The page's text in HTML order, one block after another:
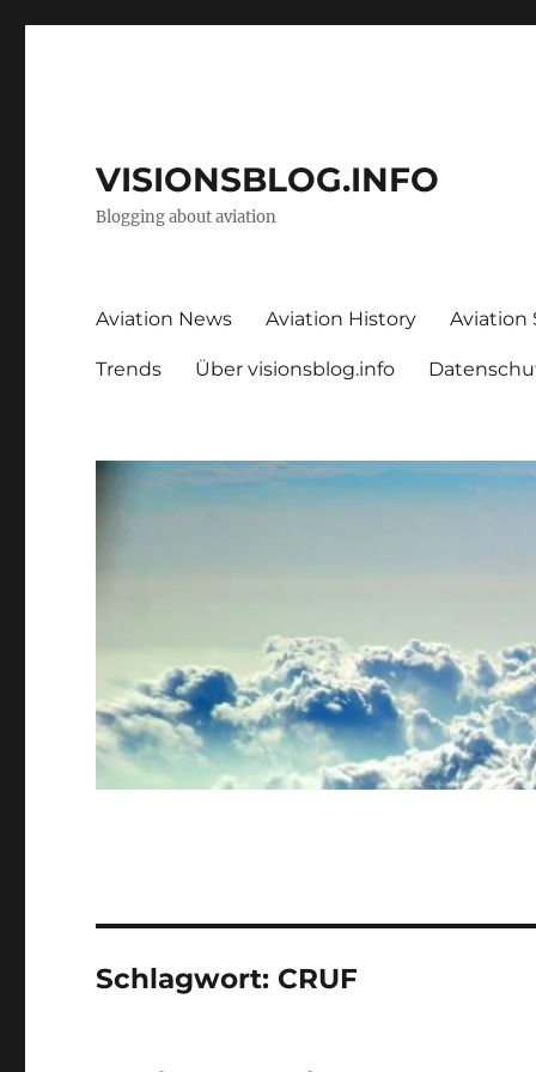
VISIONSBLOG.INFO
Blogging about aviation
Aviation News Aviation History Aviation
Trends Über visionsblog.info
Schlagwort: CRUF